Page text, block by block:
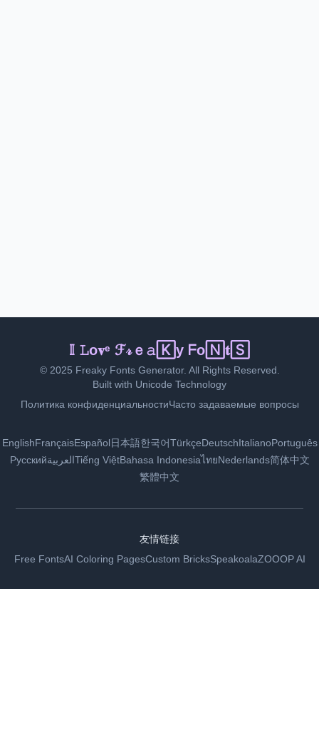
ℑ ℒo🅅e 𝙵𝕣𝚎🄰ᵏ𝔶 𝙵ⓞ𝚗ts
© 2025 Freaky Fonts Generator. All Rights Reserved.
Built with Unicode Technology
Политика конфиденциальностиЧасто задаваемые вопросы
EnglishFrançaisEspañol日本語한국어TürkçeDeutschItalianoPortuguês
РусскийالعربيةTiếng ViệtBahasa IndonesiaไทยNederlands简体中文
繁體中文
友情链接
Free FontsAI Coloring PagesCustom BricksSpeakoalaZOOOP AI